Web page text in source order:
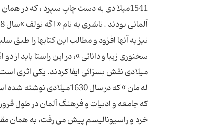
نیز به آنها افزود و مطالب این كتابها را طبق
میلادی نقش بسزائی ایفا کردند. یکی اثری
كه جامعه و ادبیات و فرهنگ آلمان در طول
خرد و راسیونالیسم پیش می رفت، به همان